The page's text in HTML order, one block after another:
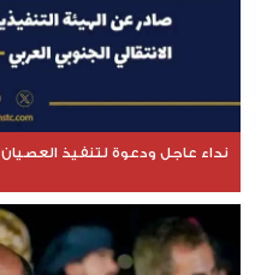
نداء عاجل ودعوة لتنفيذ